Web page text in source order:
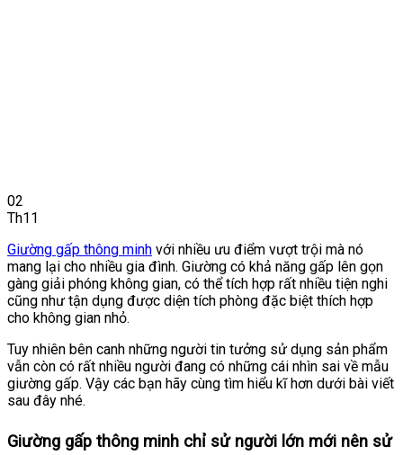
02
Th11
Giường gấp thông minh với nhiều ưu điểm vượt trội mà nó
mang lại cho nhiều gia đình. Giường có khả năng gấp lên gọn
gàng giải phóng không gian, có thể tích hợp rất nhiều tiện nghi
cũng như tận dụng được diện tích phòng đặc biệt thích hợp
cho không gian nhỏ.
Tuy nhiên bên canh những người tin tưởng sử dụng sản phẩm
vẫn còn có rất nhiều người đang có những cái nhìn sai về mẫu
giường gấp. Vậy các bạn hãy cùng tìm hiểu kĩ hơn dưới bài viết
sau đây nhé.
Giường gấp thông minh chỉ sử người lớn mới nên sử